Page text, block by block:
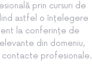
prin cursuri de
astfel o înțelegere
la conferințe de
din domeniu,
profesionale.